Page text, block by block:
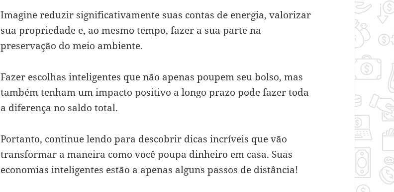
Imagine reduzir significativamente suas contas de energia, valorizar
sua propriedade e, ao mesmo tempo, fazer a sua parte na
preservação do meio ambiente.
Fazer escolhas inteligentes que não apenas poupem seu bolso, mas
também tenham um impacto positivo a longo prazo pode fazer toda
a diferença no saldo total.
Portanto, continue lendo para descobrir dicas incríveis que vão
transformar a maneira como você poupa dinheiro em casa. Suas
economias inteligentes estão a apenas alguns passos de distância!